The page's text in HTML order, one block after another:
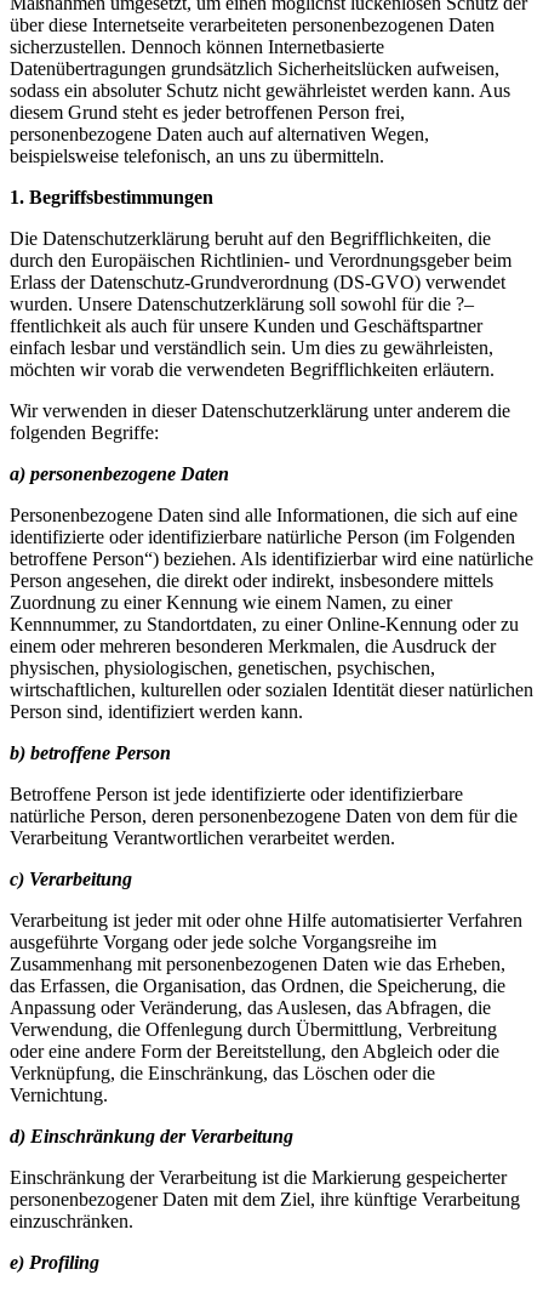
über diese Internetseite verarbeiteten personenbezogenen Daten
sicherzustellen. Dennoch können Internetbasierte
Datenübertragungen grundsätzlich Sicherheitslücken aufweisen,
sodass ein absoluter Schutz nicht gewährleistet werden kann. Aus
diesem Grund steht es jeder betroffenen Person frei,
personenbezogene Daten auch auf alternativen Wegen,
beispielsweise telefonisch, an uns zu übermitteln.
1. Begriffsbestimmungen
Die Datenschutzerklärung beruht auf den Begrifflichkeiten, die
durch den Europäischen Richtlinien- und Verordnungsgeber beim
Erlass der Datenschutz-Grundverordnung (DS-GVO) verwendet
wurden. Unsere Datenschutzerklärung soll sowohl für die ?–
ffentlichkeit als auch für unsere Kunden und Geschäftspartner
einfach lesbar und verständlich sein. Um dies zu gewährleisten,
möchten wir vorab die verwendeten Begrifflichkeiten erläutern.
Wir verwenden in dieser Datenschutzerklärung unter anderem die
folgenden Begriffe:
a) personenbezogene Daten
Personenbezogene Daten sind alle Informationen, die sich auf eine
identifizierte oder identifizierbare natürliche Person (im Folgenden
betroffene Person“) beziehen. Als identifizierbar wird eine natürliche
Person angesehen, die direkt oder indirekt, insbesondere mittels
Zuordnung zu einer Kennung wie einem Namen, zu einer
Kennnummer, zu Standortdaten, zu einer Online-Kennung oder zu
einem oder mehreren besonderen Merkmalen, die Ausdruck der
physischen, physiologischen, genetischen, psychischen,
wirtschaftlichen, kulturellen oder sozialen Identität dieser natürlichen
Person sind, identifiziert werden kann.
b) betroffene Person
Betroffene Person ist jede identifizierte oder identifizierbare
natürliche Person, deren personenbezogene Daten von dem für die
Verarbeitung Verantwortlichen verarbeitet werden.
c) Verarbeitung
Verarbeitung ist jeder mit oder ohne Hilfe automatisierter Verfahren
ausgeführte Vorgang oder jede solche Vorgangsreihe im
Zusammenhang mit personenbezogenen Daten wie das Erheben,
das Erfassen, die Organisation, das Ordnen, die Speicherung, die
Anpassung oder Veränderung, das Auslesen, das Abfragen, die
Verwendung, die Offenlegung durch Übermittlung, Verbreitung
oder eine andere Form der Bereitstellung, den Abgleich oder die
Verknüpfung, die Einschränkung, das Löschen oder die
Vernichtung.
d) Einschränkung der Verarbeitung
Einschränkung der Verarbeitung ist die Markierung gespeicherter
personenbezogener Daten mit dem Ziel, ihre künftige Verarbeitung
einzuschränken.
e) Profiling